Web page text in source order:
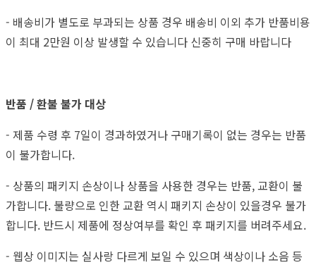
- 배송비가 별도로 부과되는 상품 경우 배송비 이외 추가 반품비용
이 최대 2만원 이상 발생할 수 있습니다 신중히 구매 바랍니다
반품 / 환불 불가 대상
- 제품 수령 후 7일이 경과하였거나 구매기록이 없는 경우는 반품
이 불가합니다.
- 상품의 패키지 손상이나 상품을 사용한 경우는 반품, 교환이 불
가합니다. 불량으로 인한 교환 역시 패키지 손상이 있을경우 불가
합니다. 반드시 제품에 정상여부를 확인 후 패키지를 버려주세요.
- 웹상 이미지는 실사랑 다르게 보일 수 있으며 색상이나 소음 등